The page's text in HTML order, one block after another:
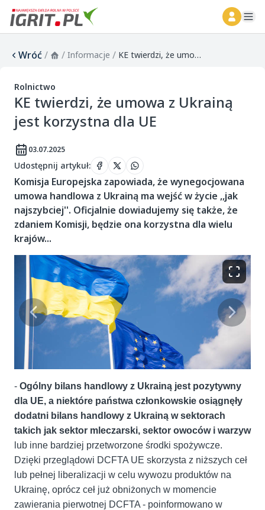
Wróć/ / Informacje / KE twierdzi, że umowa z Ukrainą jest korzystna dla UE
Rolnictwo
KE twierdzi, że umowa z Ukrainą
jest korzystna dla UE
03.07.2025
Udostępnij artykuł:
Komisja Europejska zapowiada, że wynegocjowana
umowa handlowa z Ukrainą ma wejść w życie ,,jak
najszybciej''. Oficjalnie dowiadujemy się także, że
zdaniem Komisji, będzie ona korzystna dla wielu
krajów...
- Ogólny bilans handlowy z Ukrainą jest pozytywny
dla UE, a niektóre państwa członkowskie osiągnęły
dodatni bilans handlowy z Ukrainą w sektorach
takich jak sektor mleczarski, sektor owoców i warzyw
lub inne bardziej przetworzone środki spożywcze.
Dzięki przeglądowi DCFTA UE skorzysta z niższych ceł
lub pełnej liberalizacji w celu wywozu produktów na
Ukrainę, oprócz ceł już obniżonych w momencie
zawierania pierwotnej DCFTA - poinformowano w